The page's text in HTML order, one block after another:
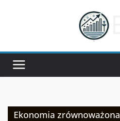
Ekonomia zrównoważona